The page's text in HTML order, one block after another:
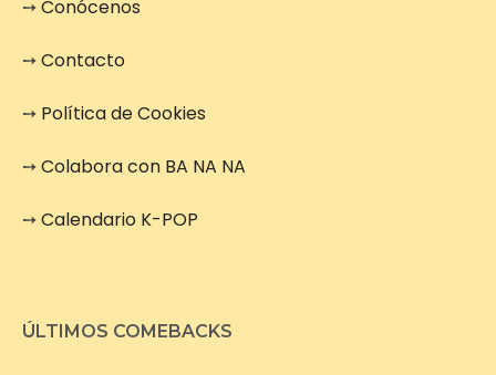
➙Conócenos
➙Contacto
➙ Política de Cookies
➙Colabora con BA NA NA
➙Calendario K-POP
ÚLTIMOS COMEBACKS